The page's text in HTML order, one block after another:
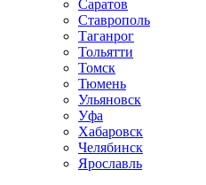
Саратов
Ставрополь
Таганрог
Тольятти
Томск
Тюмень
Ульяновск
Уфа
Хабаровск
Челябинск
Ярославль